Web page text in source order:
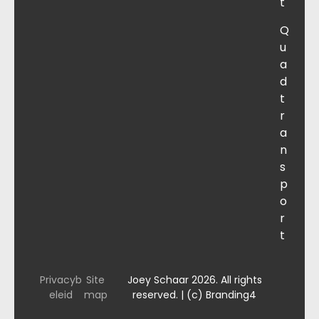
Q
u
a
d
t
r
a
n
s
p
o
r
t
Joey Schaar 2026. All rights
reserved. | (c) Branding4
Privacyb
eleid
Site
map